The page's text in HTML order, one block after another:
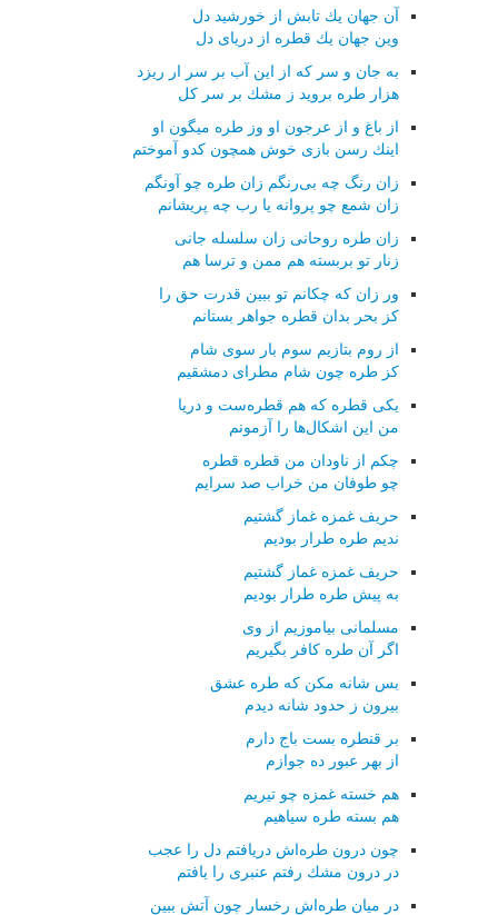
آن جهان یك تابش از خورشید دل
وین جهان یك قطره از دریای دل
به جان و سر كه از این آب بر سر ار ریزد
هزار طره بروید ز مشك بر سر كل
از باغ و از عرجون او وز طره میگون او
اینك رسن بازی خوش همچون كدو آموختم
زان رنگ چه بی‌رنگم زان طره چو آونگم
زان شمع چو پروانه یا رب چه پریشانم
زان طره روحانی زان سلسله جانی
زنار تو بربسته هم ممن و ترسا هم
ور زان كه چكانم تو ببین قدرت حق را
كز بحر بدان قطره جواهر بستانم
از روم بتازیم سوم بار سوی شام
كز طره چون شام مطرای دمشقیم
یكی قطره كه هم قطره‌ست و دریا
من این اشكال‌ها را آزمونم
چكم از ناودان من قطره قطره
چو طوفان من خراب صد سرایم
حریف غمزه غماز گشتیم
ندیم طره طرار بودیم
حریف غمزه غماز گشتیم
به پیش طره طرار بودیم
مسلمانی بیاموزیم از وی
اگر آن طره كافر بگیریم
بس شانه مكن كه طره عشق
بیرون ز حدود شانه دیدم
بر قنطره بست باج دارم
از بهر عبور ده جوازم
هم خسته غمزه چو تیریم
هم بسته طره سیاهیم
چون درون طره‌اش دریافتم دل را عجب
در درون مشك رفتم عنبری را یافتم
در میان طره‌اش رخسار چون آتش ببین